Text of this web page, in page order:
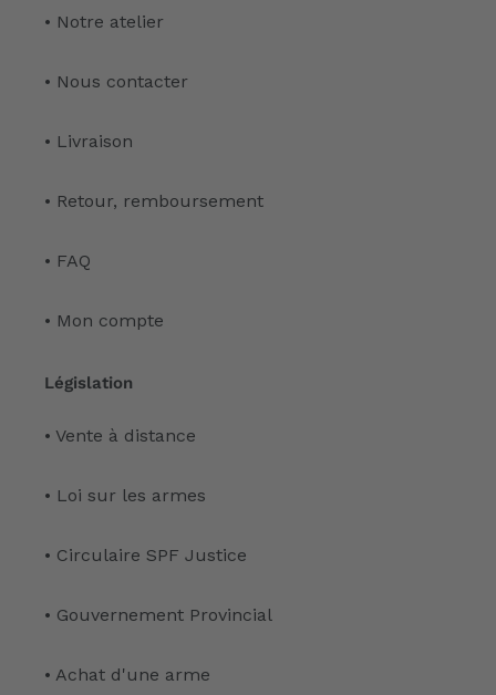
• Notre atelier
• Nous contacter
• Livraison
• Retour, remboursement
• FAQ
• Mon compte
Législation
• Vente à distance
• Loi sur les armes
• Circulaire SPF Justice
• Gouvernement Provincial
• Achat d'une arme